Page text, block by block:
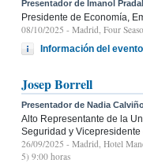
Presentador de Imanol
Presidente de Economía,
08/10/2025 - Madrid, Four
Información del evento
Josep Borrell
Presentador de Nadia
Alto Representante de la
Seguridad y
26/09/2025 - Madrid, Hotel
5) 9:00 horas